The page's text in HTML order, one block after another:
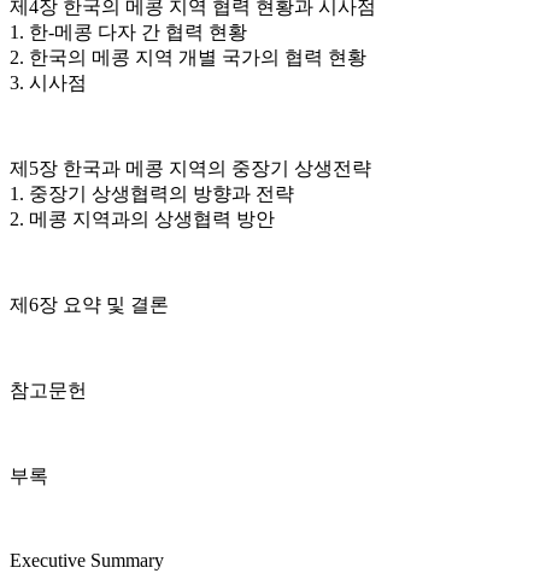
제4장 한국의 메콩 지역 협력 현황과 시사점
1. 한-메콩 다자 간 협력 현황
2. 한국의 메콩 지역 개별 국가의 협력 현황
3. 시사점
제5장 한국과 메콩 지역의 중장기 상생전략
1. 중장기 상생협력의 방향과 전략
2. 메콩 지역과의 상생협력 방안
제6장 요약 및 결론
참고문헌
부록
Executive Summary